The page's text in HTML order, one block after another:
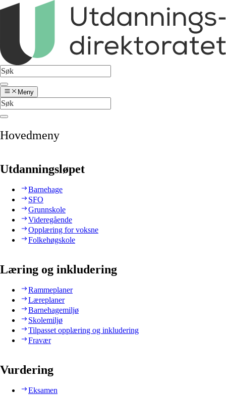
Meny
Hovedmeny
Utdanningsløpet
Barnehage
SFO
Grunnskole
Videregående
Opplæring for voksne
Folkehøgskole
Læring og inkludering
Rammeplaner
Læreplaner
Barnehagemiljø
Skolemiljø
Tilpasset opplæring og inkludering
Fravær
Vurdering
Eksamen